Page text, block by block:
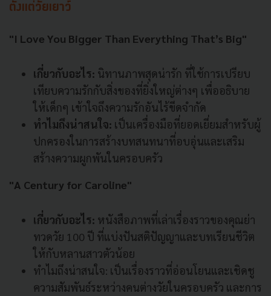
ตั้งแต่วัยเยาว์
"I Love You Bigger Than Everything That’s Big"
เกี่ยวกับอะไร: นิทานภาพสุดน่ารัก ที่ใช้การเปรียบ
เทียบความรักกับสิ่งของที่ยิ่งใหญ่ต่างๆ เพื่ออธิบาย
ให้เด็กๆ เข้าใจถึงความรักอันไร้ขีดจำกัด
ทำไมถึงน่าสนใจ: เป็นเครื่องมือที่ยอดเยี่ยมสำหรับผู้
ปกครองในการสร้างบทสนทนาที่อบอุ่นและเสริม
สร้างความผูกพันในครอบครัว
"A Century for Caroline"
เกี่ยวกับอะไร: หนังสือภาพที่เล่าเรื่องราวของคุณย่า
ทวดวัย 100 ปี ที่แบ่งปันสติปัญญาและบทเรียนชีวิต
ให้กับหลานสาวตัวน้อย
ทำไมถึงน่าสนใจ: เป็นเรื่องราวที่อ่อนโยนและเชิดชู
ความสัมพันธ์ระหว่างคนต่างวัยในครอบครัว และการ